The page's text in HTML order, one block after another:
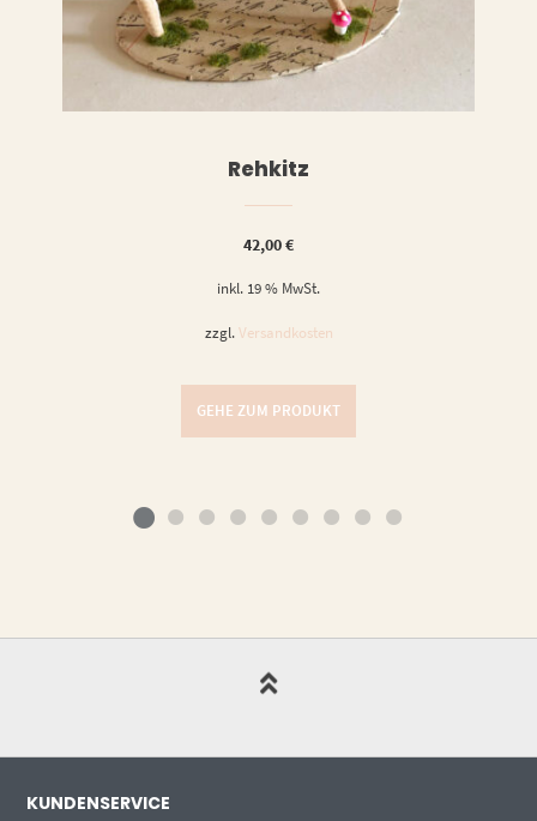
Rehkitz
42,00€
inkl. 19 % MwSt.
zzgl. Versandkosten
GEHE ZUM PRODUKT
KUNDENSERVICE